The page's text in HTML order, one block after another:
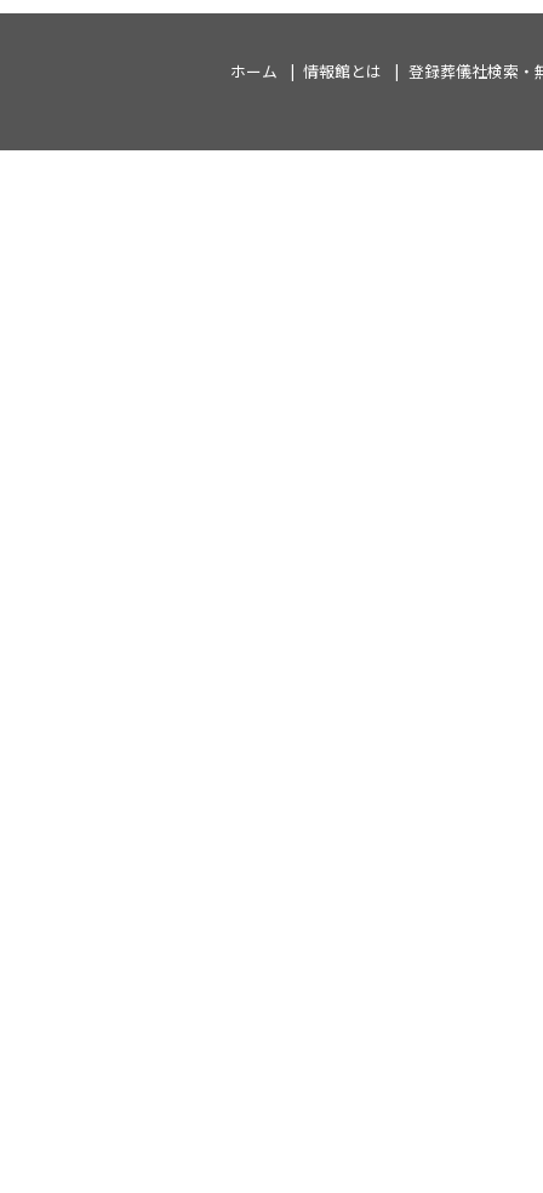
ホーム 情報館とは 登録葬儀社検索・